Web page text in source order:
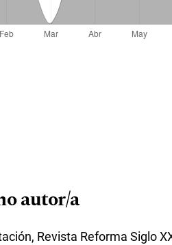
autor/a
, Revista Reforma Siglo